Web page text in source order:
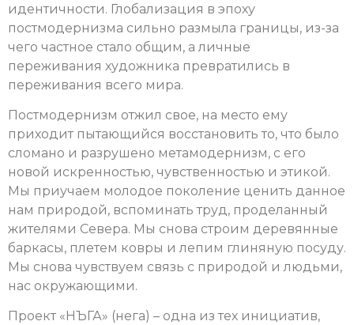
идентичности. Глобализация в эпоху
постмодернизма сильно размыла границы, из-за
чего частное стало общим, а личные
переживания художника превратились в
переживания всего мира.
Постмодернизм отжил свое, на место ему
приходит пытающийся восстановить то, что было
сломано и разрушено метамодернизм, с его
новой искренностью, чувственностью и этикой.
Мы приучаем молодое поколение ценить данное
нам природой, вспоминать труд, проделанный
жителями Севера. Мы снова строим деревянные
баркасы, плетем ковры и лепим глиняную посуду.
Мы снова чувствуем связь с природой и людьми,
нас окружающими.
Проект «НЪГА» (нега) – одна из тех инициатив,